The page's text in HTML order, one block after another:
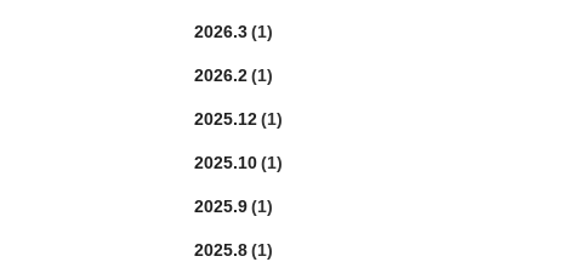
2026.3(1)
2026.2(1)
2025.12(1)
2025.10(1)
2025.9(1)
2025.8(1)